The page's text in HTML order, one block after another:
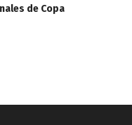
de Copa